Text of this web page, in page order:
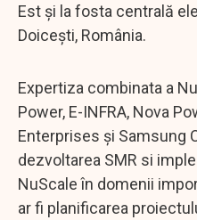
Est și la fosta centrală
Doicești, România.
Expertiza combinata a
Power, E-INFRA, Nova
Enterprises și Samsung
dezvoltarea SMR si
NuScale în domenii
ar fi planificarea